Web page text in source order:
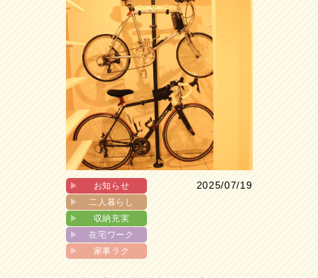
▶︎
お知らせ
▶︎
二人暮らし
▶︎
収納充実
▶︎
在宅ワーク
▶︎
家事ラク
2025/07/19